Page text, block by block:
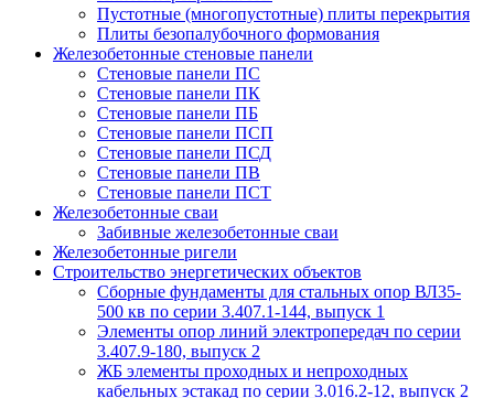
Пустотные (многопустотные) плиты перекрытия
Плиты безопалубочного формования
Железобетонные стеновые панели
Стеновые панели ПС
Стеновые панели ПК
Стеновые панели ПБ
Стеновые панели ПСП
Стеновые панели ПСД
Стеновые панели ПВ
Стеновые панели ПСТ
Железобетонные сваи
Забивные железобетонные сваи
Железобетонные ригели
Строительство энергетических объектов
Сборные фундаменты для стальных опор ВЛ35-
500 кв по серии 3.407.1-144, выпуск 1
Элементы опор линий электропередач по серии
3.407.9-180, выпуск 2
ЖБ элементы проходных и непроходных
кабельных эстакад по серии 3.016.2-12, выпуск 2